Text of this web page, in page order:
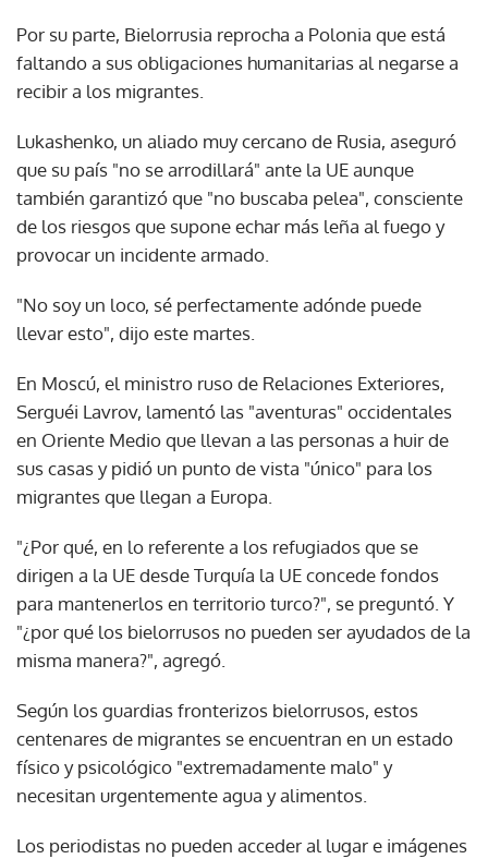
Por su parte, Bielorrusia reprocha a Polonia que está
faltando a sus obligaciones humanitarias al negarse a
recibir a los migrantes.
Lukashenko, un aliado muy cercano de Rusia, aseguró
que su país "no se arrodillará" ante la UE aunque
también garantizó que "no buscaba pelea", consciente
de los riesgos que supone echar más leña al fuego y
provocar un incidente armado.
"No soy un loco, sé perfectamente adónde puede
llevar esto", dijo este martes.
En Moscú, el ministro ruso de Relaciones Exteriores,
Serguéi Lavrov, lamentó las "aventuras" occidentales
en Oriente Medio que llevan a las personas a huir de
sus casas y pidió un punto de vista "único" para los
migrantes que llegan a Europa.
"¿Por qué, en lo referente a los refugiados que se
dirigen a la UE desde Turquía la UE concede fondos
para mantenerlos en territorio turco?", se preguntó. Y
"¿por qué los bielorrusos no pueden ser ayudados de la
misma manera?", agregó.
Según los guardias fronterizos bielorrusos, estos
centenares de migrantes se encuentran en un estado
físico y psicológico "extremadamente malo" y
necesitan urgentemente agua y alimentos.
Los periodistas no pueden acceder al lugar e imágenes